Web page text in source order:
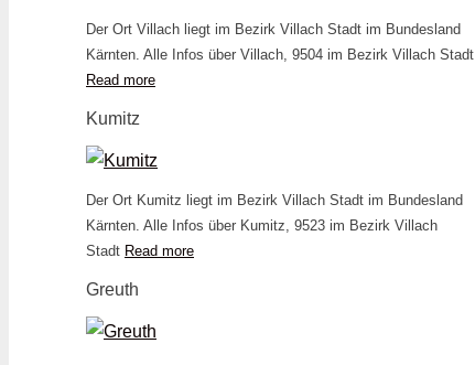
Der Ort Villach liegt im Bezirk Villach Stadt im Bundesland
Kärnten. Alle Infos über Villach, 9504 im Bezirk Villach Stadt
Read more
Kumitz
Der Ort Kumitz liegt im Bezirk Villach Stadt im Bundesland
Kärnten. Alle Infos über Kumitz, 9523 im Bezirk Villach
Stadt Read more
Greuth